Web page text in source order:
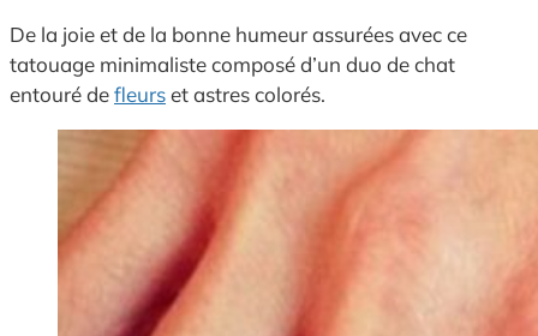
De la joie et de la bonne humeur assurées avec ce
tatouage minimaliste composé d’un duo de chat
entouré defleurset astres colorés.